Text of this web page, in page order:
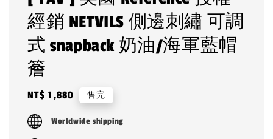
經銷 NETVILS 側邊刺繡 可調
式 snapback 奶油/海軍藍帽
簷
Regular
price
NT$ 1,880 售完
Worldwide shipping